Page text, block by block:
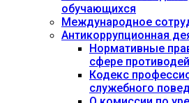
обучающихся
Международное
Антикоррупционная
Нормативные
сфере
Кодекс
служебного